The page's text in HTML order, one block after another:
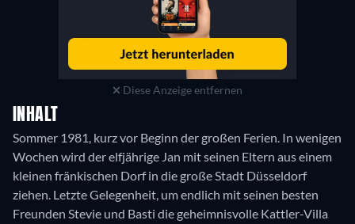
Diese Anzeige entfernen
INHALT
Sommer 1981, kurz vor Beginn der großen Ferien. In wenigen
Wochen wird der elfjährige Jan mit seinen Eltern aus einem
kleinen fränkischen Dorf in die große Stadt Düsseldorf
ziehen. Letzte Gelegenheit, um endlich mit seinen besten
Freunden Stevie und Basti die geheimnisvolle Kattler-Villa